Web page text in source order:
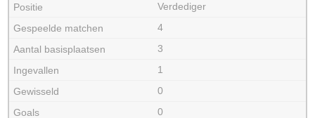
Verdediger
4
3
1
0
0